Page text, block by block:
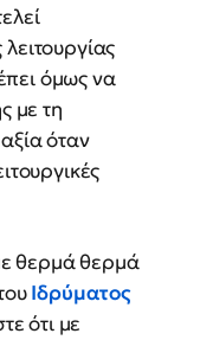
όμως να
με τη
όταν
θερμά θερμά
Ιδρύματος
ότι με